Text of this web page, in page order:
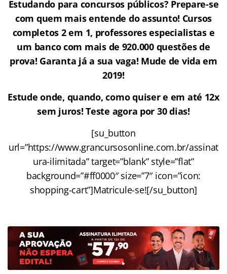
Estudando para concursos públicos? Prepare-se
com quem mais entende do assunto! Cursos
completos 2 em 1, professores especialistas e
um banco com mais de 920.000 questões de
prova! Garanta já a sua vaga! Mude de vida em
2019!
Estude onde, quando, como quiser e em até 12x
sem juros! Teste agora por 30 dias!
[su_button
url=”https://www.grancursosonline.com.br/assinat
ura-ilimitada” target=”blank” style=”flat”
background=”#ff0000″ size=”7″ icon=”icon:
shopping-cart”]Matricule-se![/su_button]